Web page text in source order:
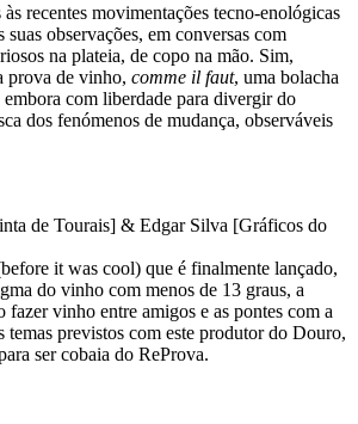
recentes movimentações tecno-enológicas
observações, em conversas com
na plateia, de copo na mão. Sim,
prova de vinho, comme il faut, uma bolacha
com liberdade para divergir do
dos fenómenos de mudança, observáveis
de Tourais] & Edgar Silva [Gráficos do
it was cool) que é finalmente lançado,
do vinho com menos de 13 graus, a
vinho entre amigos e as pontes com a
temas previstos com este produtor do Douro,
ser cobaia do ReProva.